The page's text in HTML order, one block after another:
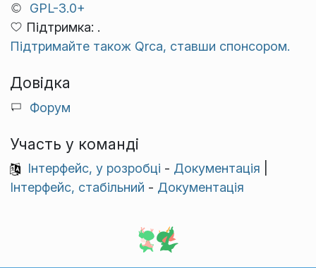
GPL-3.0+
Підтримка: .
Підтримайте також Qrca, ставши спонсором.
Довідка
Форум
Участь у команді
Інтерфейс, у розробці - Документація
Інтерфейс, стабільний - Документація